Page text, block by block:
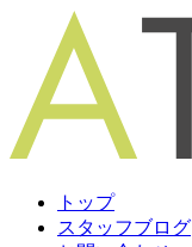
トップ
スタッフブログ